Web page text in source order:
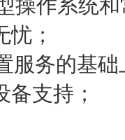
操作系统
；
服务的基
支持；